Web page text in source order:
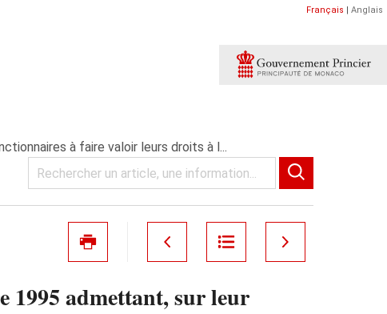
Français | Anglais
à faire valoir leurs droits à l...
1995 admettant, sur leur